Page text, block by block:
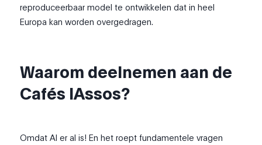
reproduceerbaar model te ontwikkelen dat in heel
Europa kan worden overgedragen.
Waarom deelnemen aan de
Cafés IAssos?
Omdat AI er al is! En het roept fundamentele vragen